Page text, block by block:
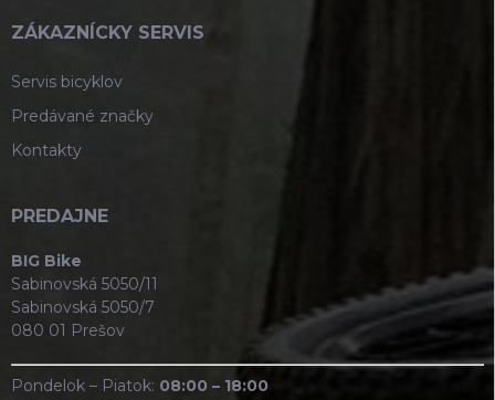
ZÁKAZNÍCKY SERVIS
Servis bicyklov
Predávané značky
Kontakty
PREDAJNE
BIG Bike
Sabinovská 5050/11
Sabinovská 5050/7
080 01 Prešov
Pondelok – Piatok: 08:00 – 18:00